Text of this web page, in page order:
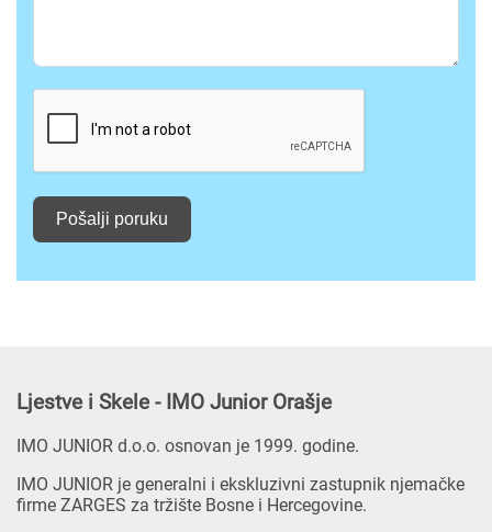
Pošalji poruku
Ljestve i Skele - IMO Junior Orašje
IMO JUNIOR d.o.o. osnovan je 1999. godine.
IMO JUNIOR je generalni i ekskluzivni zastupnik njemačke
firme ZARGES za tržište Bosne i Hercegovine.